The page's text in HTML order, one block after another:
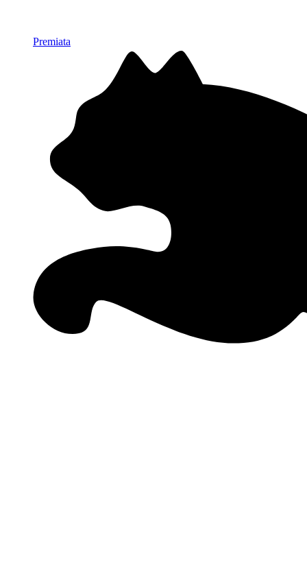
Premiata